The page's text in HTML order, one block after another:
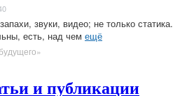
звуки, видео; не только статика.
есть, над чем ещё
и публикации